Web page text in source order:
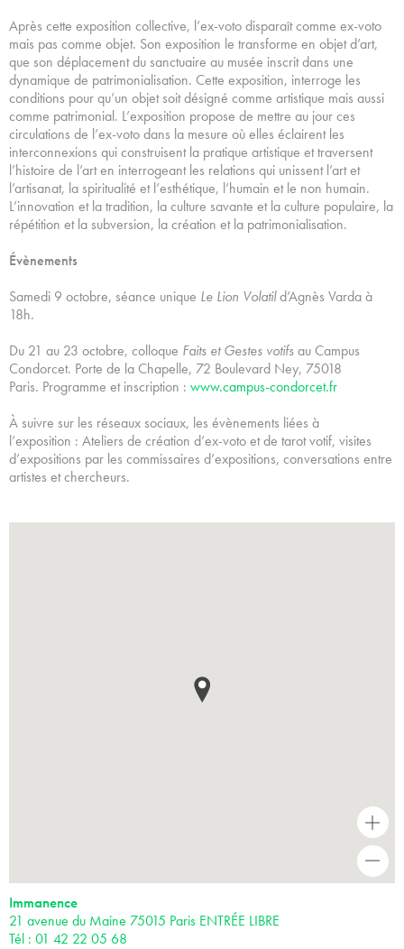
Après cette exposition collective, l’ex-voto disparaît comme ex-voto
mais pas comme objet. Son exposition le transforme en objet d’art,
que son déplacement du sanctuaire au musée inscrit dans une
dynamique de patrimonialisation. Cette exposition, interroge les
conditions pour qu’un objet soit désigné comme artistique mais aussi
comme patrimonial. L’exposition propose de mettre au jour ces
circulations de l’ex-voto dans la mesure où elles éclairent les
interconnexions qui construisent la pratique artistique et traversent
l’histoire de l’art en interrogeant les relations qui unissent l’art et
l’artisanat, la spiritualité et l’esthétique, l’humain et le non humain.
L’innovation et la tradition, la culture savante et la culture populaire, la
répétition et la subversion, la création et la patrimonialisation.
Évènements
Samedi 9 octobre, séance unique Le Lion Volatild’Agnès Varda à
18h.
Du 21 au 23 octobre, colloque Faits et Gestes votifsau Campus
Condorcet. Porte de la Chapelle, 72 Boulevard Ney, 75018
Paris. Programme et inscription : www.campus-condorcet.fr
À suivre sur les réseaux sociaux, les évènements liées à
l’exposition : Ateliers de création d’ex-voto et de tarot votif, visites
d’expositions par les commissaires d’expositions, conversations entre
artistes et chercheurs.
+
Immanence
21 avenue du Maine 75015 Paris ENTRÉE LIBRE
Tél : 01 42 22 05 68